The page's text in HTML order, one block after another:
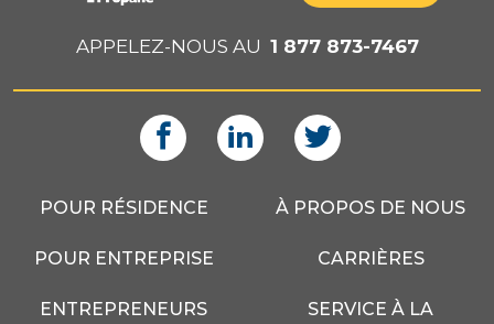
APPELEZ-NOUS AU 1 877 873-7467
POUR RÉSIDENCE
POUR ENTREPRISE
ENTREPRENEURS
À PROPOS DE NOUS
CARRIÈRES
SERVICE À LA